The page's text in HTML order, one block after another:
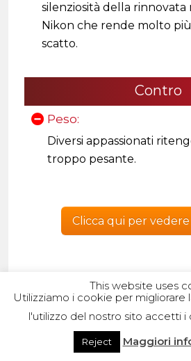
silenziosità della rinnovata
Nikon che rende molto
scatto.
Contro
Peso:
Diversi appassionati
troppo pesante.
Clicca qui per
4. Nikon Obiettivo
DX 18-55 mm f/
This website uses
Utilizziamo i cookie per migliorare
l'utilizzo del nostro sito accetti i
Reject Maggiori